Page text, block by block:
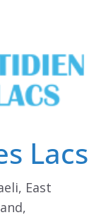
Lacs
East